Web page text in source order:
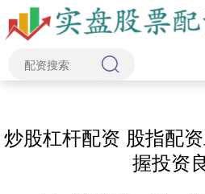
炒股杠杆配资 股指配
握投资